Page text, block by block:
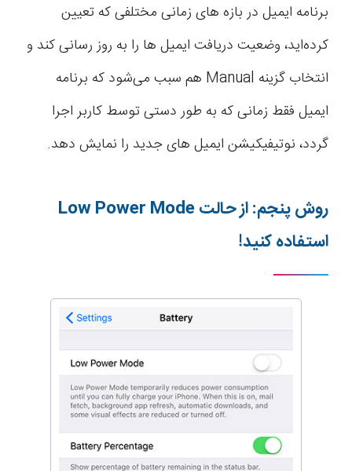
برنامه ایمیل در بازه های زمانی مختلفی که تعیین
کرده‌اید، وضعیت دریافت ایمیل ها را به روز رسانی کند و
انتخاب گزینه Manual هم سبب می‌شود که برنامه
ایمیل فقط زمانی که به طور دستی توسط کاربر اجرا
گردد، نوتیفیکیشن ایمیل های جدید را نمایش دهد.
روش پنجم: از حالتLow Power Mode
استفاده کنید!